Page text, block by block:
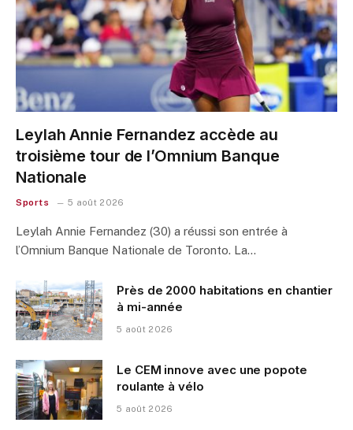
Leylah Annie Fernandez accède au
troisième tour de l’Omnium Banque
Nationale
Sports 5 août 2026
Leylah Annie Fernandez (30) a réussi son entrée à
l’Omnium Banque Nationale de Toronto. La…
Près de 2000 habitations en chantier
à mi-année
5 août 2026
Le CEM innove avec une popote
roulante à vélo
5 août 2026